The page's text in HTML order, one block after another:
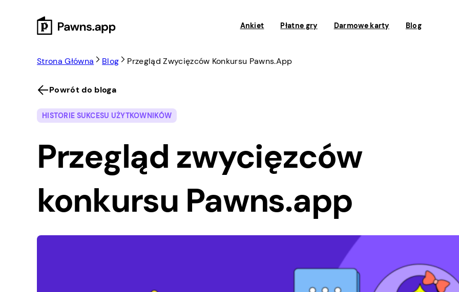
Ankiet Płatne gry Darmowe karty Blog
Strona Główna Blog Przegląd Zwycięzców Konkursu Pawns.app
Powrót do bloga
HISTORIE SUKCESU UŻYTKOWNIKÓW
Przegląd zwycięzców
konkursu Pawns.app